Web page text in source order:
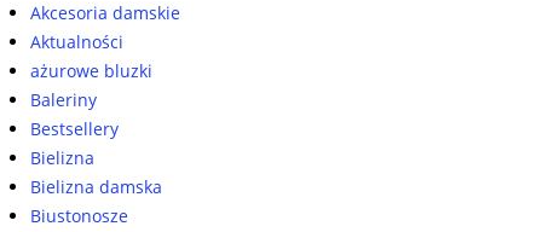
Akcesoria damskie
Aktualności
ażurowe bluzki
Baleriny
Bestsellery
Bielizna
Bielizna damska
Biustonosze